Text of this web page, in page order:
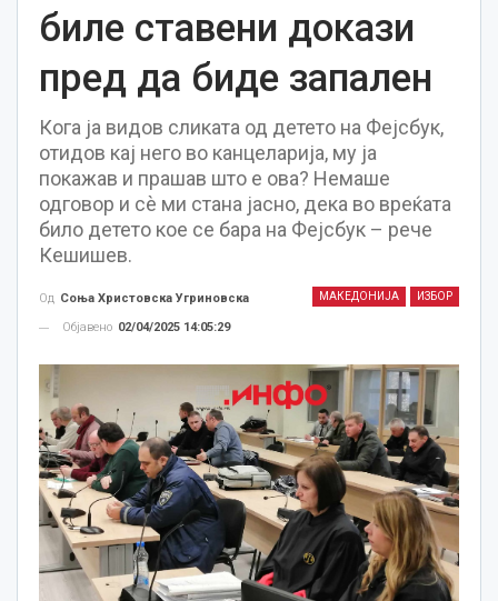
биле ставени докази
пред да биде запален
Кога ја видов сликата од детето на Фејсбук,
отидов кај него во канцеларија, му ја
покажав и прашав што е ова? Немаше
одговор и сѐ ми стана јасно, дека во вреќата
било детето кое се бара на Фејсбук – рече
Кешишев.
МАКЕДОНИЈА ИЗБОР
Од Соња Христовска Угриновска
Објавено 02/04/2025 14:05:29